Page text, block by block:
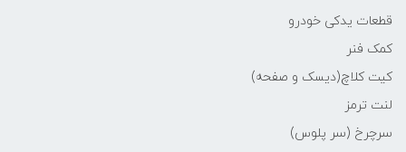
قطعات یدکی خودرو
کمک فنر
کیت کلاچ(دیسک و صفحه)
لنت ترمز
سرچرخ (سر پلوس)